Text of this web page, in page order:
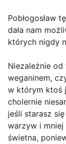
Pobłogosław
dała nam
których nigdy
Niezależnie
weganinem,
w którym ktoś
cholernie
jeśli starasz
warzyw i mniej
świetna,